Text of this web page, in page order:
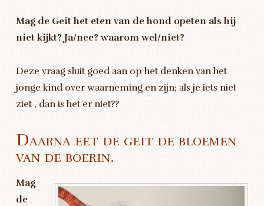
Mag de Geit het eten van de hond opeten als hij
niet kijkt? Ja/nee? waarom wel/niet?
Deze vraag sluit goed aan op het denken van het
jonge kind over waarneming en zijn; als je iets niet
ziet , dan is het er niet??
Daarna eet de geit de bloemen
van de boerin.
Mag
de